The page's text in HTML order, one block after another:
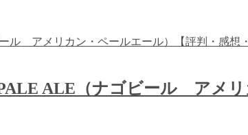
ALE（ナゴビール アメリ